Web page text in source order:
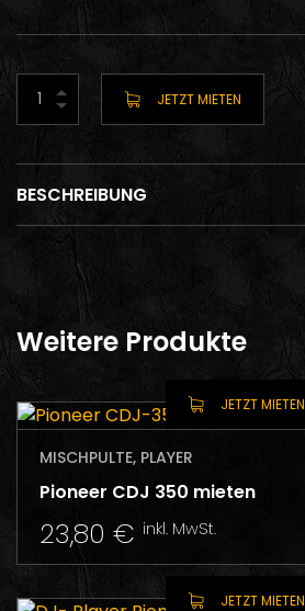
JETZT MIETEN
BESCHREIBUNG
Weitere Produkte
JETZT MIETEN
MISCHPULTE, PLAYER
Pioneer CDJ 350 mieten
23,80 € inkl. MwSt.
JETZT MIETEN